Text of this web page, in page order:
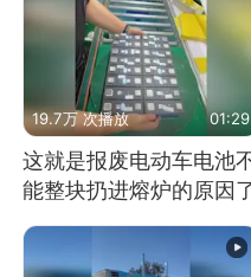
19.7万 次播放 01:29
这就是报废电动车电池
能整块扔进熔炉的原因